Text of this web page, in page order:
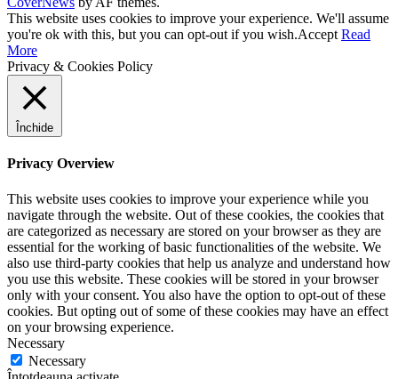
This website uses cookies to improve your experience. We'll assume
you're ok with this, but you can opt-out if you wish.Accept Read
More
Privacy & Cookies Policy
Închide
Privacy Overview
This website uses cookies to improve your experience while you
navigate through the website. Out of these cookies, the cookies that
are categorized as necessary are stored on your browser as they are
essential for the working of basic functionalities of the website. We
also use third-party cookies that help us analyze and understand how
you use this website. These cookies will be stored in your browser
only with your consent. You also have the option to opt-out of these
cookies. But opting out of some of these cookies may have an effect
on your browsing experience.
Necessary
Necessary